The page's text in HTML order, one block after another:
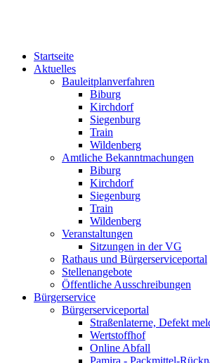
Startseite
Aktuelles
Bauleitplanverfahren
Biburg
Kirchdorf
Siegenburg
Train
Wildenberg
Amtliche Bekanntmachungen
Biburg
Kirchdorf
Siegenburg
Train
Wildenberg
Veranstaltungen
Sitzungen in der VG
Rathaus und Bürgerserviceportal
Stellenangebote
Öffentliche Ausschreibungen
Bürgerservice
Bürgerserviceportal
Straßenlaterne, Defekt
Wertstoffhof
Online Abfall
Pamira - Packmittel-